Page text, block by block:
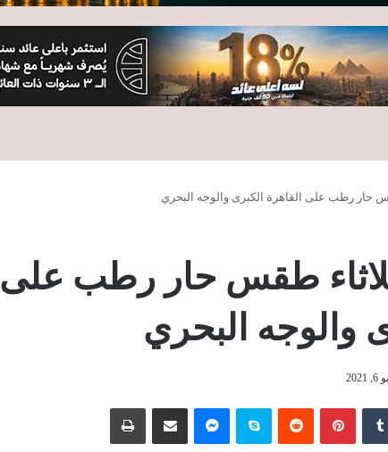
حار رطب على القاهرة الكبرى والوجه البحري
طقس حار رطب على
والوجه البحري
بينتيريست سكايب